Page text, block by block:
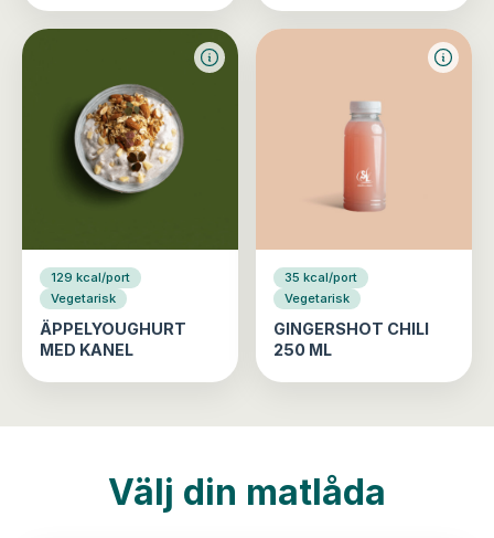
129 kcal/port
Vegetarisk
ÄPPELYOUGHURT
MED KANEL
35 kcal/port
Vegetarisk
GINGERSHOT CHILI
250 ML
Välj din matlåda